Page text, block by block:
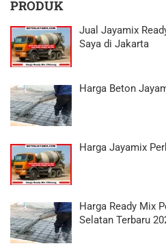
PRODUK
Jual Jayamix
Saya di Jakarta
Harga Beton
Harga Jayamix
Harga Ready Mix
Selatan Terbaru